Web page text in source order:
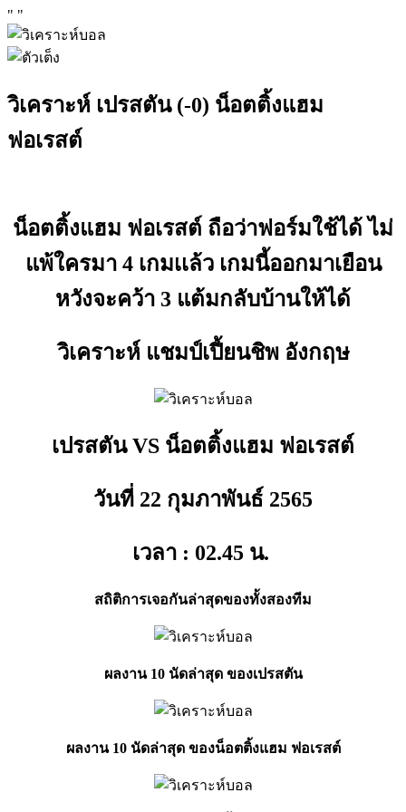
" "
วิเคราะห์ เปรสตัน (-0) น็อตติ้งแฮม
ฟอเรสต์
น็อตติ้งแฮม ฟอเรสต์ ถือว่าฟอร์มใช้ได้ ไม่
แพ้ใครมา 4 เกมเเล้ว เกมนี้ออกมาเยือน
หวังจะคว้า 3 แต้มกลับบ้านให้ได้
วิเคราะห์ แชมป์เปี้ยนชิพ อังกฤษ
เปรสตัน VS น็อตติ้งแฮม ฟอเรสต์
วันที่ 22 กุมภาพันธ์ 2565
เวลา : 02.45 น.
สถิติการเจอกันล่าสุดของทั้งสองทีม
ผลงาน 10 นัดล่าสุด ของเปรสตัน
ผลงาน 10 นัดล่าสุด ของน็อตติ้งแฮม ฟอเรสต์